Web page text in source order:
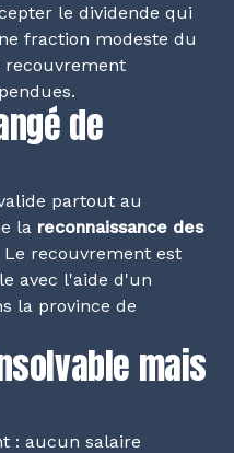
le dividende qui
fraction modeste du
recouvrement
de
partout au
la reconnaissance des
recouvrement est
avec l'aide d'un
la province de
mais
: aucun salaire